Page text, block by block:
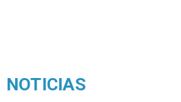
NOTICIAS